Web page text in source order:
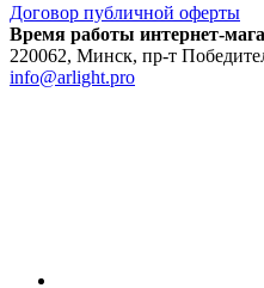
Договор публичной оферты
Время работы интернет-
220062, Минск, пр-т
info@arlight.pro